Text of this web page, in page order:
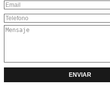
ENVIAR